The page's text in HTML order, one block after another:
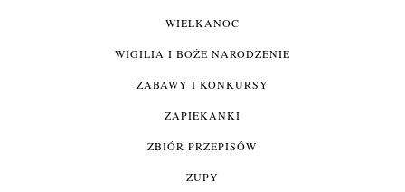
WIELKANOC
WIGILIA I BOŻE NARODZENIE
ZABAWY I KONKURSY
ZAPIEKANKI
ZBIÓR PRZEPISÓW
ZUPY